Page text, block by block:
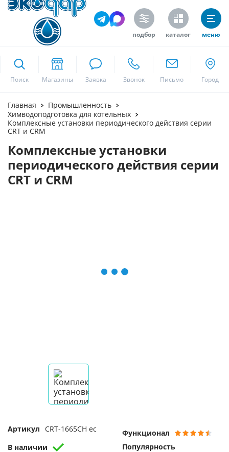
подбор каталог меню
Поиск
Москва
Главная
Промышленность
Химводоподготовка для котельных
Комплексные установки периодического действия серии
CRT и CRM
Комплексные установки
периодического действия серии
CRT и CRM
Артикул CRT-1665CH ec
В наличии
Функционал
Популярность